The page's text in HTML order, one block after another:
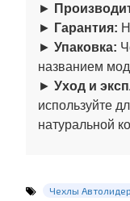
►
► Гарантия:
► Упаковка:
названием
► Уход и
используйте
натуральной
Чехлы